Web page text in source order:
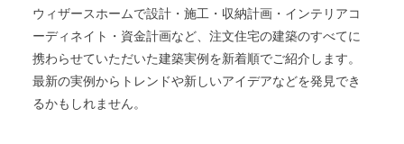
ウィザースホームで設計・施工・収納計画・インテリアコ
ーディネイト・資金計画など、注文住宅の建築のすべてに
携わらせていただいた建築実例を新着順でご紹介します。
最新の実例からトレンドや新しいアイデアなどを発見でき
るかもしれません。